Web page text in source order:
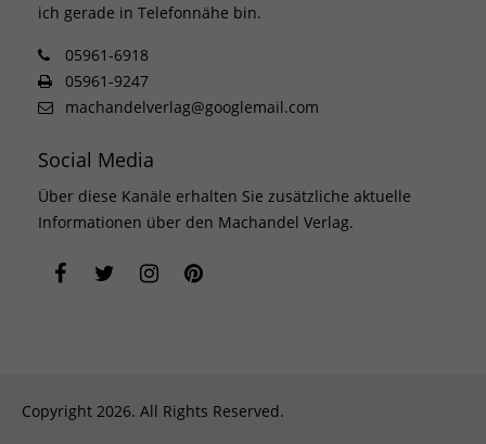
ich gerade in Telefonnähe bin.
05961-6918
05961-9247
machandelverlag@googlemail.com
Social Media
Über diese Kanäle erhalten Sie zusätzliche aktuelle
Informationen über den Machandel Verlag.
Copyright 2026. All Rights Reserved.